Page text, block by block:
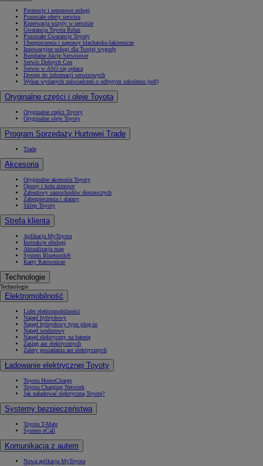
Promocje i sezonowe usługi
Pozostałe oferty serwisu
Rezerwacja wizyty w serwisie
Gwarancja Toyota Relax
Pozostałe Gwarancje Toyoty
Ubezpieczenia i naprawy blacharsko-lakiernicze
Innowacyjne usługi dla Twojej wygody
Bezpłatne Akcje Serwisowe
Serwis Dobrych Cen
Serwis w ASO się opłaca
Dostęp do informacji serwisowych
Wykaz wydanych zaświadczeń o odbytym szkoleniu (pdf)
Oryginalne części i oleje Toyota
Oryginalne części Toyoty
Oryginalne oleje Toyoty
Program Sprzedaży Hurtowej Trade
Trade
Akcesoria
Oryginalne akcesoria Toyoty
Opony i koła zimowe
Zabudowy samochodów dostawczych
Zabezpieczenia i alarmy
Sklep Toyoty
Strefa klienta
Aplikacja MyToyota
Instrukcje obsługi
Aktualizacja map
System Bluetooth®
Karty Ratownicze
Technologie
Technologie
Elektromobilność
Lider elektromobilności
Napęd hybrydowy
Napęd hybrydowy typu plug-in
Napęd wodorowy
Napęd elektryczny na baterię
Zasięg aut elektrycznych
Zalety posiadania aut elektrycznych
Ładowanie elektrycznej Toyoty
Toyota HomeCharge
Toyota Charging Network
Jak naładować elektryczną Toyotę?
Systemy bezpieczeństwa
Toyota T-Mate
System eCall
Komunikacja z autem
Nowa aplikacja MyToyota